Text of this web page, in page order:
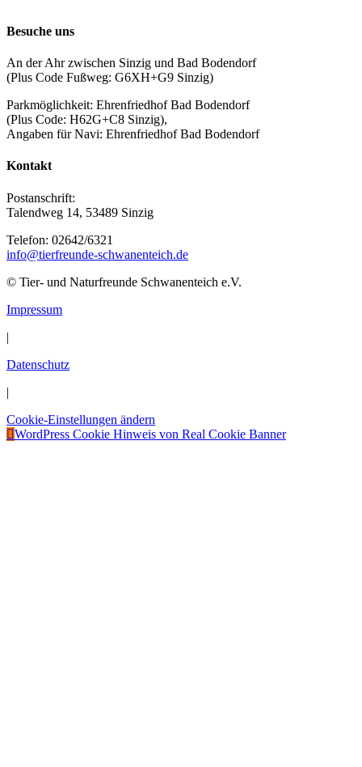
Besuche uns
An der Ahr zwischen Sinzig und Bad Bodendorf
(Plus Code Fußweg: G6XH+G9 Sinzig)
Parkmöglichkeit: Ehrenfriedhof Bad Bodendorf
(Plus Code: H62G+C8 Sinzig),
Angaben für Navi: Ehrenfriedhof Bad Bodendorf
Kontakt
Postanschrift:
Talendweg 14, 53489 Sinzig
Telefon: 02642/6321
info@tierfreunde-schwanenteich.de
© Tier- und Naturfreunde Schwanenteich e.V.
Impressum
|
Datenschutz
|
Cookie-Einstellungen ändern
Nach
WordPress Cookie Hinweis von Real Cookie Banner